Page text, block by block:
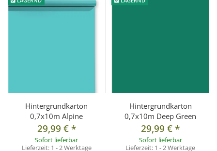
Hintergrundkarton
0,7x10m Alpine
29,99 €*
Sofort lieferbar
Lieferzeit: 1 - 2 Werktage
Hintergrundkarton
0,7x10m Deep Green
29,99 €*
Sofort lieferbar
Lieferzeit: 1 - 2 Werktage